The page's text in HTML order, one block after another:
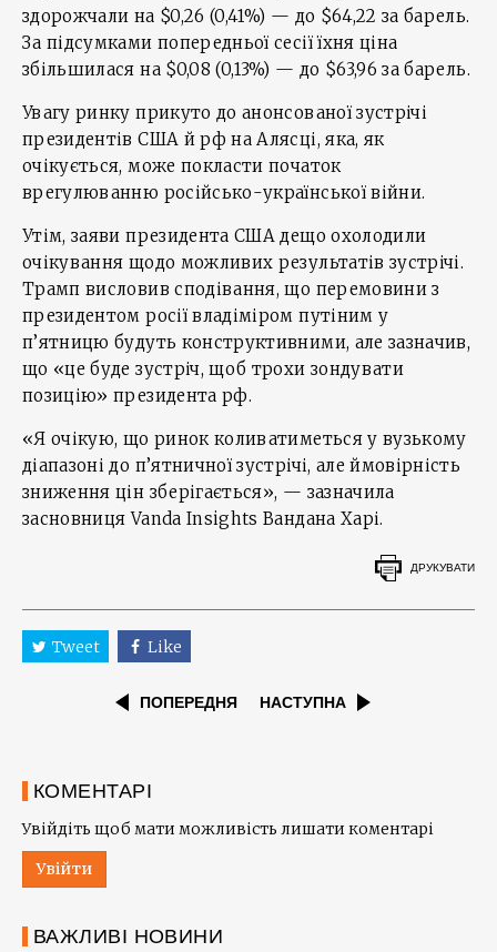
здорожчали на $0,26 (0,41%) — до $64,22 за барель.
За підсумками попередньої сесії їхня ціна
збільшилася на $0,08 (0,13%) — до $63,96 за барель.
Увагу ринку прикуто до анонсованої зустрічі
президентів США й рф на Алясці, яка, як
очікується, може покласти початок
врегулюванню російсько-української війни.
Утім, заяви президента США дещо охолодили
очікування щодо можливих результатів зустрічі.
Трамп висловив сподівання, що перемовини з
президентом росії владіміром путіним у
п’ятницю будуть конструктивними, але зазначив,
що «це буде зустріч, щоб трохи зондувати
позицію» президента рф.
«Я очікую, що ринок коливатиметься у вузькому
діапазоні до п’ятничної зустрічі, але ймовірність
зниження цін зберігається», — зазначила
засновниця Vanda Insights Вандана Харі.
ДРУКУВАТИ
Tweet Like
ПОПЕРЕДНЯ НАСТУПНА
КОМЕНТАРІ
Увійдіть щоб мати можливість лишати коментарі
Увійти
ВАЖЛИВІ НОВИНИ